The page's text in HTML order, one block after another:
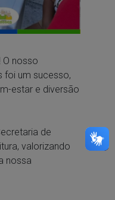
O nosso
foi um sucesso,
estar e diversão
de
valorizando
nossa